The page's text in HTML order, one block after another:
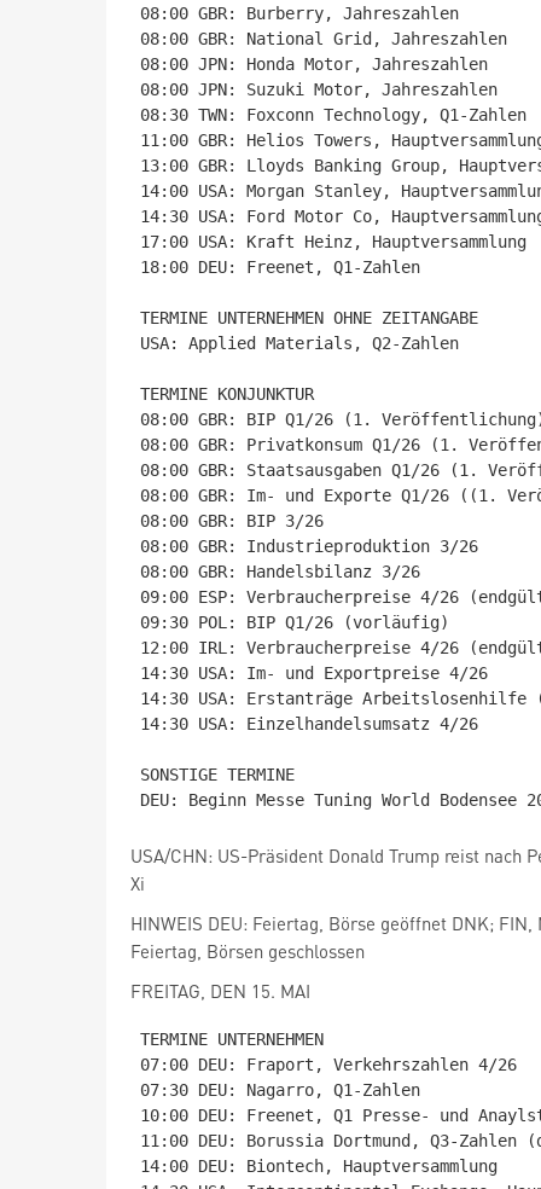
08:00 GBR: Burberry, Jahreszahlen
08:00 GBR: National Grid, Jahreszahlen
08:00 JPN: Honda Motor, Jahreszahlen
08:00 JPN: Suzuki Motor, Jahreszahlen
08:30 TWN: Foxconn Technology, Q1-Zahlen
11:00 GBR: Helios Towers,
13:00 GBR: Lloyds Banking Group,
14:00 USA: Morgan Stanley,
14:30 USA: Ford Motor Co,
17:00 USA: Kraft Heinz, Hauptversammlung
18:00 DEU: Freenet, Q1-Zahlen
TERMINE UNTERNEHMEN OHNE ZEITANGABE
USA: Applied Materials, Q2-Zahlen
TERMINE KONJUNKTUR
08:00 GBR: BIP Q1/26 (1.
08:00 GBR: Privatkonsum Q1/26 (1.
08:00 GBR: Staatsausgaben Q1/26 (1.
08:00 GBR: Im- und Exporte Q1/26 ((1.
08:00 GBR: BIP 3/26
08:00 GBR: Industrieproduktion 3/26
08:00 GBR: Handelsbilanz 3/26
09:00 ESP: Verbraucherpreise 4/26
09:30 POL: BIP Q1/26 (vorläufig)
12:00 IRL: Verbraucherpreise 4/26
14:30 USA: Im- und Exportpreise 4/26
14:30 USA: Erstanträge Arbeitslosenhilfe
14:30 USA: Einzelhandelsumsatz 4/26
SONSTIGE TERMINE
USA/CHN: US-Präsident Donald Trump reist nach
Xi
HINWEIS DEU: Feiertag, Börse geöffnet DNK; FIN,
Feiertag, Börsen geschlossen
FREITAG, DEN 15. MAI
TERMINE UNTERNEHMEN
07:00 DEU: Fraport, Verkehrszahlen 4/26
07:30 DEU: Nagarro, Q1-Zahlen
10:00 DEU: Freenet, Q1 Presse- und
11:00 DEU: Borussia Dortmund, Q3-
14:00 DEU: Biontech, Hauptversammlung